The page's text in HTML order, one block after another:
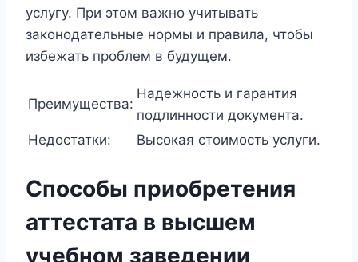
услугу. При этом важно учитывать
законодательные нормы и правила, чтобы
избежать проблем в будущем.
Преимущества:
Надежность и гарантия
подлинности документа.
Недостатки:
Высокая стоимость услуги.
Способы приобретения
аттестата в высшем
учебном заведении